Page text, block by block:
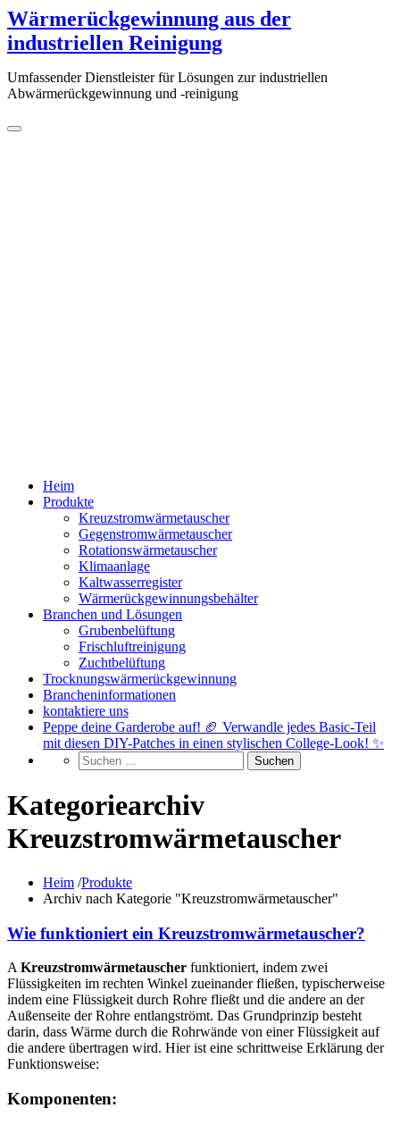
Zum
Inhalt
springen
Wärmerückgewinnung aus der
industriellen Reinigung
Umfassender Dienstleister für Lösungen zur industriellen
Abwärmerückgewinnung und -reinigung
Heim
Produkte
Kreuzstromwärmetauscher
Gegenstromwärmetauscher
Rotationswärmetauscher
Klimaanlage
Kaltwasserregister
Wärmerückgewinnungsbehälter
Branchen und Lösungen
Grubenbelüftung
Frischluftreinigung
Zuchtbelüftung
Trocknungswärmerückgewinnung
Brancheninformationen
kontaktiere uns
Peppe deine Garderobe auf! 🏈 Verwandle jedes Basic-Teil
mit diesen DIY-Patches in einen stylischen College-Look! ✨
Kategoriearchiv
Kreuzstromwärmetauscher
Heim /Produkte
Archiv nach Kategorie "Kreuzstromwärmetauscher"
Wie funktioniert ein Kreuzstromwärmetauscher?
A Kreuzstromwärmetauscher funktioniert, indem zwei
Flüssigkeiten im rechten Winkel zueinander fließen, typischerweise
indem eine Flüssigkeit durch Rohre fließt und die andere an der
Außenseite der Rohre entlangströmt. Das Grundprinzip besteht
darin, dass Wärme durch die Rohrwände von einer Flüssigkeit auf
die andere übertragen wird. Hier ist eine schrittweise Erklärung der
Funktionsweise:
Komponenten: